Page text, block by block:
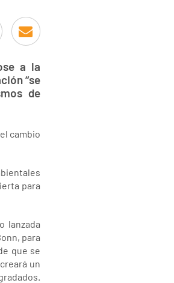
a la
“se
de
cambio
para
lanzada
para
que se
un